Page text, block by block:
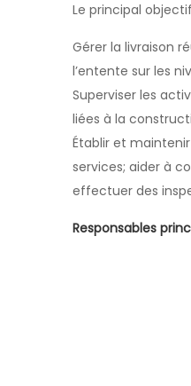
Le principal
Gérer la livraison
l’entente sur les
Superviser les
liées à la
Établir et
services; aider à
effectuer des
Responsables